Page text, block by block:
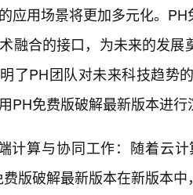
应用场景将更加多元化。
融合的接口，为未来的发
了PH团队对未来科技趋势
PH免费版破解最新版本进
计算与协同工作：随着云
版破解最新版本在新版本